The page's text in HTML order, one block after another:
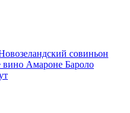
совиньон
вино Амароне Бароло